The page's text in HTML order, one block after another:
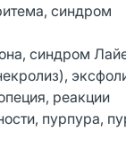
синдром
синдром
реакции
пурпура,